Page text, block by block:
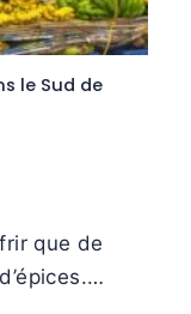
le Sud de
que de